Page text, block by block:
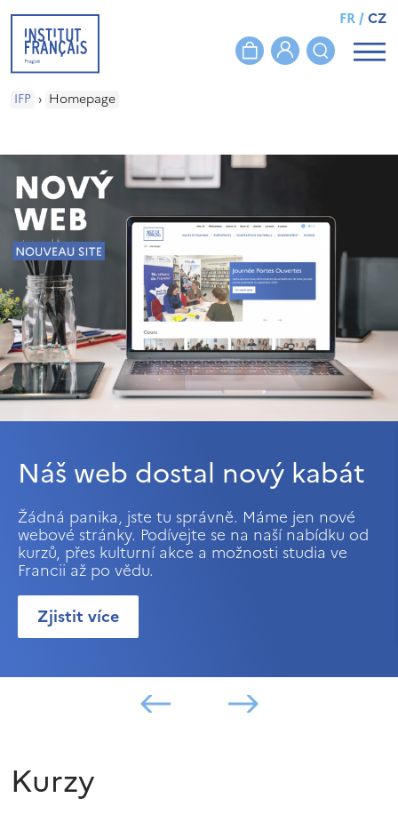
FR/CZ
IFP › Homepage
Náš web dostal nový kabát
Žádná panika, jste tu správně. Máme jen nové
webové stránky. Podívejte se na naší nabídku od
kurzů, přes kulturní akce a možnosti studia ve
Francii až po vědu.
Zjistit více
Kurzy